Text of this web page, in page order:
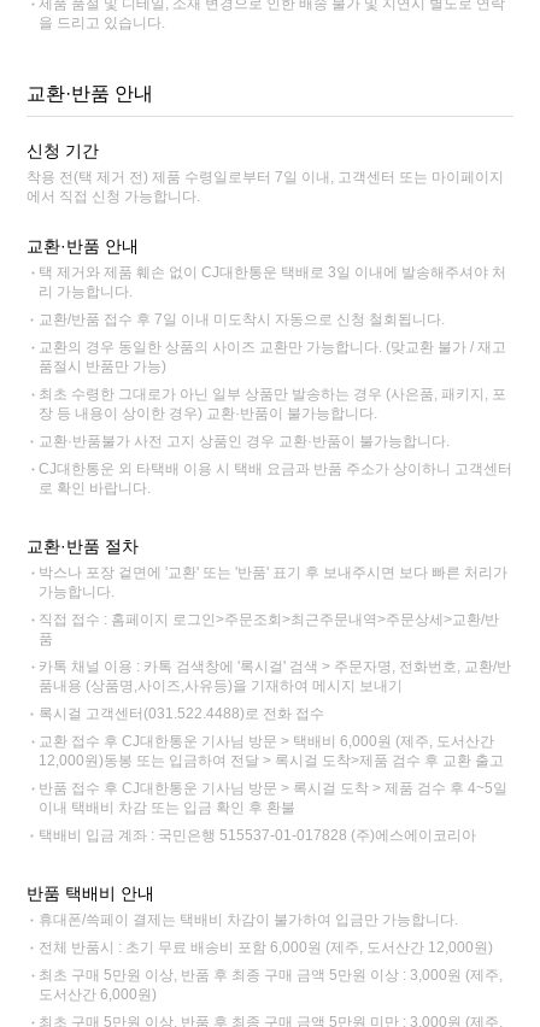
제품 품절 및 디테일, 소재 변경으로 인한 배송 불가 및 지연시 별도로 연락
을 드리고 있습니다.
교환·반품 안내
신청 기간
착용 전(택 제거 전) 제품 수령일로부터 7일 이내, 고객센터 또는 마이페이지
에서 직접 신청 가능합니다.
교환·반품 안내
택 제거와 제품 훼손 없이 CJ대한통운 택배로 3일 이내에 발송해주셔야 처
리 가능합니다.
교환/반품 접수 후 7일 이내 미도착시 자동으로 신청 철회됩니다.
교환의 경우 동일한 상품의 사이즈 교환만 가능합니다. (맞교환 불가 / 재고
품절시 반품만 가능)
최초 수령한 그대로가 아닌 일부 상품만 발송하는 경우 (사은품, 패키지, 포
장 등 내용이 상이한 경우) 교환·반품이 불가능합니다.
교환·반품불가 사전 고지 상품인 경우 교환·반품이 불가능합니다.
CJ대한통운 외 타택배 이용 시 택배 요금과 반품 주소가 상이하니 고객센터
로 확인 바랍니다.
교환·반품 절차
박스나 포장 겉면에 '교환' 또는 '반품' 표기 후 보내주시면 보다 빠른 처리가
가능합니다.
직접 접수 : 홈페이지 로그인>주문조회>최근주문내역>주문상세>교환/반
품
카톡 채널 이용 : 카톡 검색창에 '록시걸' 검색 > 주문자명, 전화번호, 교환/반
품내용 (상품명,사이즈,사유등)을 기재하여 메시지 보내기
록시걸 고객센터(031.522.4488)로 전화 접수
교환 접수 후 CJ대한통운 기사님 방문 > 택배비 6,000원 (제주, 도서산간
12,000원)동봉 또는 입금하여 전달 > 록시걸 도착>제품 검수 후 교환 출고
반품 접수 후 CJ대한통운 기사님 방문 > 록시걸 도착 > 제품 검수 후 4~5일
이내 택배비 차감 또는 입금 확인 후 환불
택배비 입금 계좌 : 국민은행 515537-01-017828 (주)에스에이코리아
반품 택배비 안내
휴대폰/쓱페이 결제는 택배비 차감이 불가하여 입금만 가능합니다.
전체 반품시 : 초기 무료 배송비 포함 6,000원 (제주, 도서산간 12,000원)
최초 구매 5만원 이상, 반품 후 최종 구매 금액 5만원 이상 : 3,000원 (제주,
도서산간 6,000원)
최초 구매 5만원 이상, 반품 후 최종 구매 금액 5만원 미만 : 3,000원 (제주,